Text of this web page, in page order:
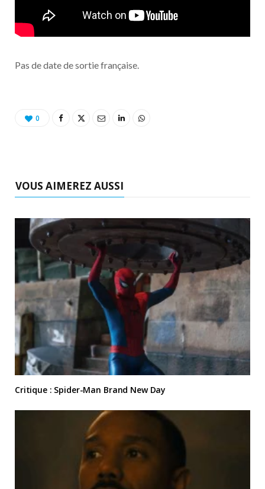
Pas de date de sortie française.
0
VOUS AIMEREZ AUSSI
Critique : Spider-Man Brand New Day